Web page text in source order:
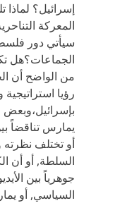
إسرائيل؟ لماذا
المعركة
سيأتي دور
الجماعات؟هل
من الواضح أن
رؤيا
بإسرائيل،وبعض
يمارس تناقضاً
أو تختلف
السلطة, أو أن
جوهرياً بين
السياسي, أو